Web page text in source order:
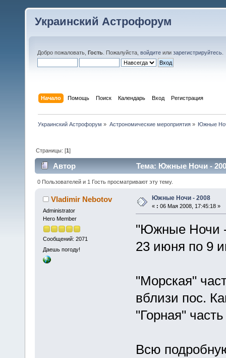
Украинский Астрофорум
Добро пожаловать, Гость . Пожалуйста, войдите или зарегистрируйтесь
Начало Помощь Поиск Календарь Вход Регистрация
Украинский Астрофорум » Астрономические мероприятия» Южные
Страницы: [1]
Автор Тема: Южные Ночи -
0 Пользователей и 1 Гость просматривают эту тему.
Vladimir Nebotov
Administrator
Hero Member
Сообщений: 2071
Даешь погоду!
Южные Ночи - 2008
« : 06 Мая 2008, 17:45:18 »
"Южные Ночи -
23 июня по 9
"Морская"
вблизи пос.
"Горная"
Всю